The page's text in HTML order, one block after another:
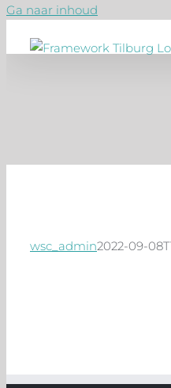
Ga naar inhoud
wsc_admin2022-09-